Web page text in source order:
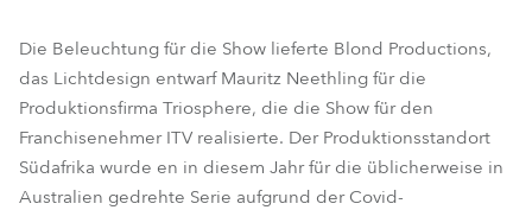
iSpiider®
Die Beleuchtung für die Show lieferte Blond Productions,
das Lichtdesign entwarf Mauritz Neethling für die
Produktionsfirma Triosphere, die die Show für den
Franchisenehmer ITV realisierte. Der Produktionsstandort
Südafrika wurde en in diesem Jahr für die üblicherweise in
Australien gedrehte Serie aufgrund der Covid-